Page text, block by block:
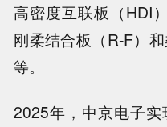
高密度互联板（HDI
刚柔结合板（R-F）
等。
2025年，中京电子